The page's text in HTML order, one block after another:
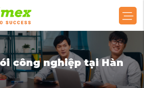
công nghiệp tại Hàn